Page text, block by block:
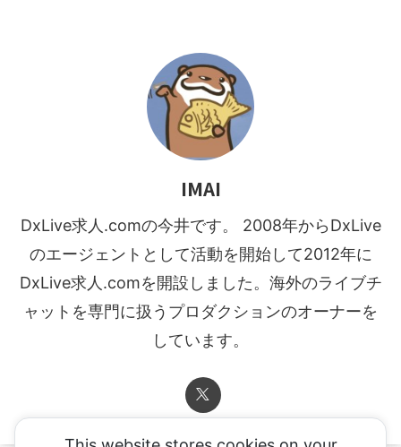
IMAI
DxLive求人.comの今井です。 2008年からDxLive
のエージェントとして活動を開始して2012年に
DxLive求人.comを開設しました。海外のライブチ
ャットを専門に扱うプロダクションのオーナーを
しています。